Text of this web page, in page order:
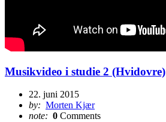
Musikvideo i studie 2 (Hvidovre)
22. juni 2015
by: Morten Kjær
note: 0 Comments